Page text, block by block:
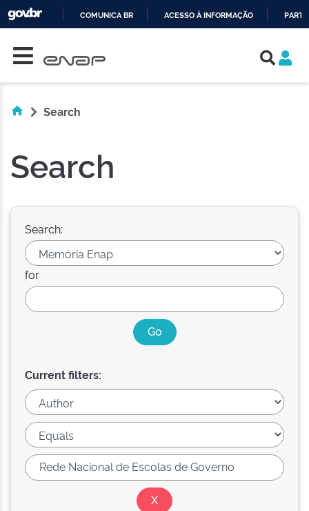
COMUNICA BR ACESSO À INFORMAÇÃO
Search
Search
Search:
for
Current filters: